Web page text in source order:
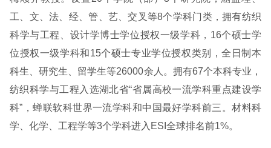
工、文、法、经、管、艺、交叉等8个学科门类，拥有纺织
科学与工程、设计学博士学位授权一级学科，16个硕士学
位授权一级学科和15个硕士专业学位授权类别，全日制本
科生、研究生、留学生等26000余人。拥有67个本科专业，
纺织科学与工程入选湖北省“省属高校一流学科重点建设学
科”，蝉联软科世界一流学科和中国最好学科前三。材料科
学、化学、工程学等3个学科进入ESI全球排名前1%。